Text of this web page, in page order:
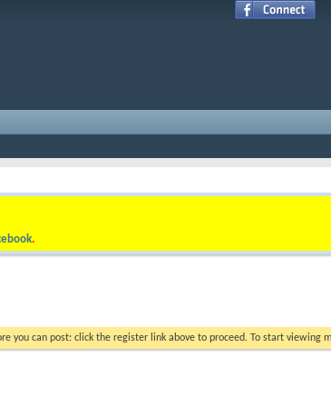
.
you can post: click the register link above to proceed. To start